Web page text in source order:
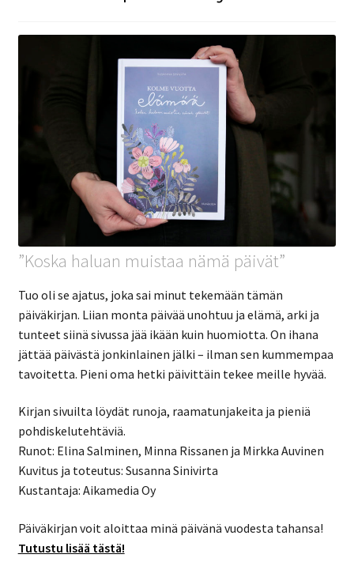
”Koska haluan muistaa nämä päivät”
Tuo oli se ajatus, joka sai minut tekemään tämän
päiväkirjan. Liian monta päivää unohtuu ja elämä, arki ja
tunteet siinä sivussa jää ikään kuin huomiotta. On ihana
jättää päivästä jonkinlainen jälki – ilman sen kummempaa
tavoitetta. Pieni oma hetki päivittäin tekee meille hyvää.
Kirjan sivuilta löydät runoja, raamatunjakeita ja pieniä
pohdiskelutehtäviä.
Runot: Elina Salminen, Minna Rissanen ja Mirkka Auvinen
Kuvitus ja toteutus: Susanna Sinivirta
Kustantaja: Aikamedia Oy
Päiväkirjan voit aloittaa minä päivänä vuodesta tahansa!
Tutustu lisää tästä!